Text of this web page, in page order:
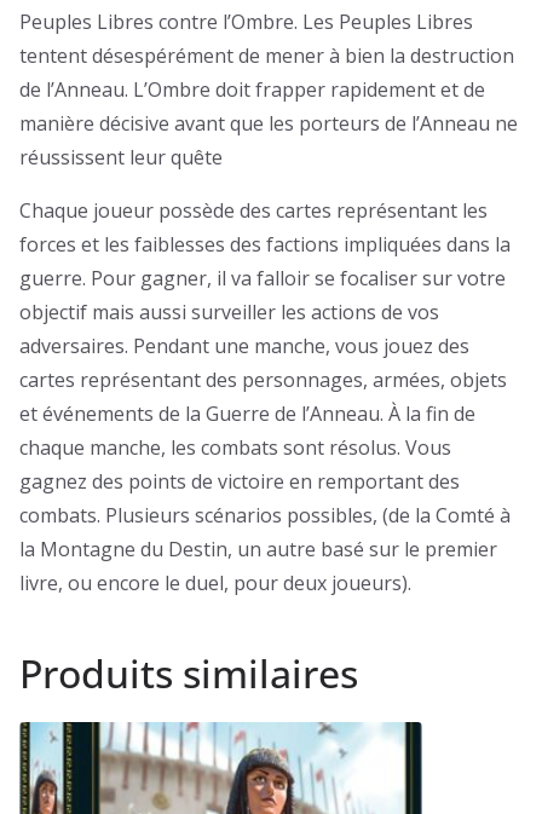
Peuples Libres contre l’Ombre. Les Peuples Libres
tentent désespérément de mener à bien la destruction
de l’Anneau. L’Ombre doit frapper rapidement et de
manière décisive avant que les porteurs de l’Anneau ne
réussissent leur quête
Chaque joueur possède des cartes représentant les
forces et les faiblesses des factions impliquées dans la
guerre. Pour gagner, il va falloir se focaliser sur votre
objectif mais aussi surveiller les actions de vos
adversaires. Pendant une manche, vous jouez des
cartes représentant des personnages, armées, objets
et événements de la Guerre de l’Anneau. À la fin de
chaque manche, les combats sont résolus. Vous
gagnez des points de victoire en remportant des
combats. Plusieurs scénarios possibles, (de la Comté à
la Montagne du Destin, un autre basé sur le premier
livre, ou encore le duel, pour deux joueurs).
Produits similaires